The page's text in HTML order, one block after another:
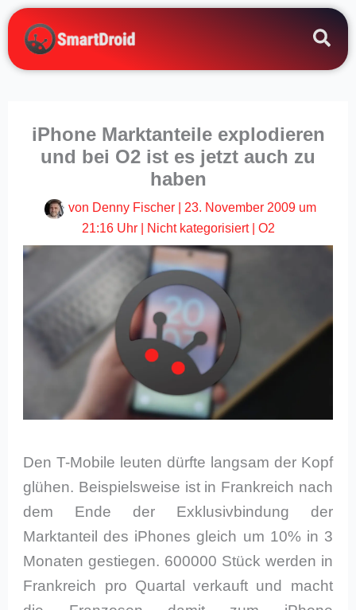
Zum
Inhalt
springen
iPhone Marktanteile explodieren
und bei O2 ist es jetzt auch zu
haben
von Denny Fischer
23. November 2009 um
21:16 Uhr| Nicht kategorisiert| O2
Den T-Mobile leuten dürfte langsam der Kopf
glühen. Beispielsweise ist in Frankreich nach
dem Ende der Exklusivbindung der
Marktanteil des iPhones gleich um 10% in 3
Monaten gestiegen. 600000 Stück werden in
Frankreich pro Quartal verkauft und macht